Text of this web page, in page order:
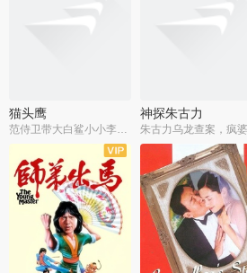
猫头鹰
范侍卫带大白鲨小小李破案寻妃
神探朱古力